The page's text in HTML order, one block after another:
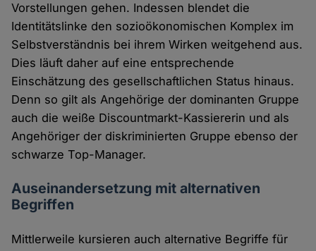
Vorstellungen gehen. Indessen blendet die
Identitätslinke den sozioökonomischen Komplex im
Selbstverständnis bei ihrem Wirken weitgehend aus.
Dies läuft daher auf eine entsprechende
Einschätzung des gesellschaftlichen Status hinaus.
Denn so gilt als Angehörige der dominanten Gruppe
auch die weiße Discountmarkt-Kassiererin und als
Angehöriger der diskriminierten Gruppe ebenso der
schwarze Top-Manager.
Auseinandersetzung mit alternativen
Begriffen
Mittlerweile kursieren auch alternative Begriffe für